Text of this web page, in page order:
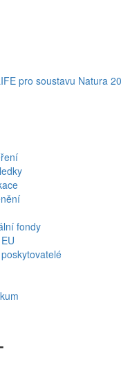
pro soustavu Natura
fondy